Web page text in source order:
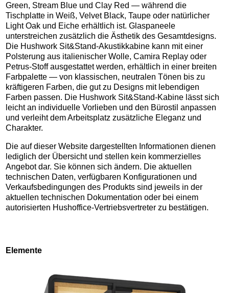
Green, Stream Blue und Clay Red — während die
Tischplatte in Weiß, Velvet Black, Taupe oder natürlicher
Light Oak und Eiche erhältlich ist. Glaspaneele
unterstreichen zusätzlich die Ästhetik des Gesamtdesigns.
Die Hushwork Sit&Stand-Akustikkabine kann mit einer
Polsterung aus italienischer Wolle, Camira Replay oder
Petrus-Stoff ausgestattet werden, erhältlich in einer breiten
Farbpalette — von klassischen, neutralen Tönen bis zu
kräftigeren Farben, die gut zu Designs mit lebendigen
Farben passen. Die Hushwork Sit&Stand-Kabine lässt sich
leicht an individuelle Vorlieben und den Bürostil anpassen
und verleiht dem Arbeitsplatz zusätzliche Eleganz und
Charakter.
Die auf dieser Website dargestellten Informationen dienen
lediglich der Übersicht und stellen kein kommerzielles
Angebot dar. Sie können sich ändern. Die aktuellen
technischen Daten, verfügbaren Konfigurationen und
Verkaufsbedingungen des Produkts sind jeweils in der
aktuellen technischen Dokumentation oder bei einem
autorisierten Hushoffice-Vertriebsvertreter zu bestätigen.
Elemente